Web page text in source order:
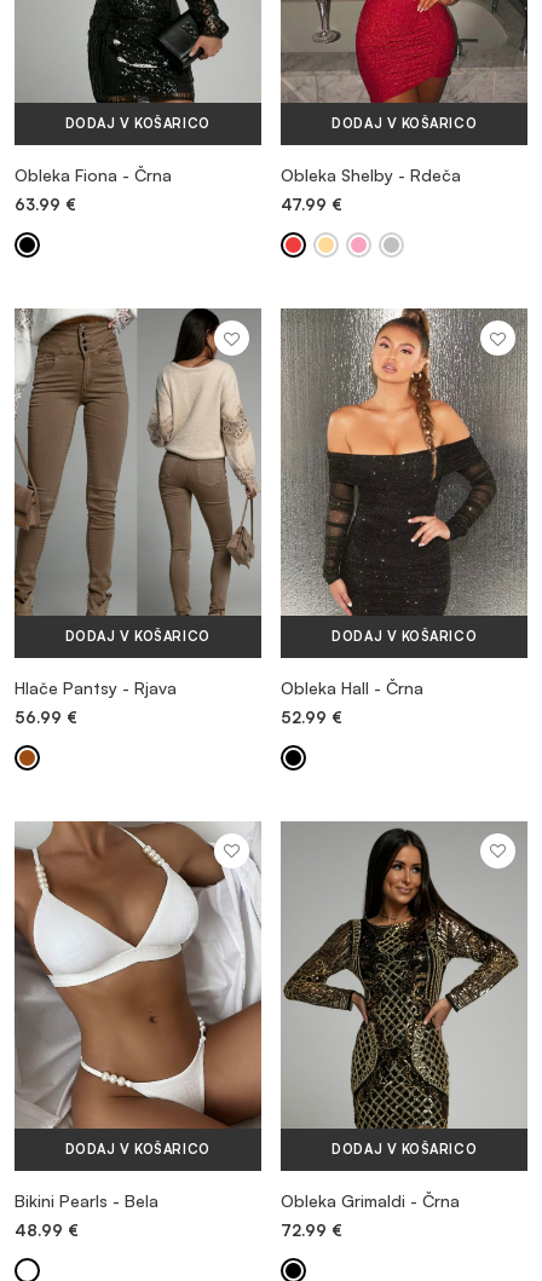
DODAJ V KOŠARICO
Obleka Fiona - Črna
63.99 €
DODAJ V KOŠARICO
Obleka Shelby - Rdeča
47.99 €
DODAJ V KOŠARICO
Hlače Pantsy - Rjava
56.99 €
DODAJ V KOŠARICO
Obleka Hall - Črna
52.99 €
DODAJ V KOŠARICO
Bikini Pearls - Bela
48.99 €
DODAJ V KOŠARICO
Obleka Grimaldi - Črna
72.99 €